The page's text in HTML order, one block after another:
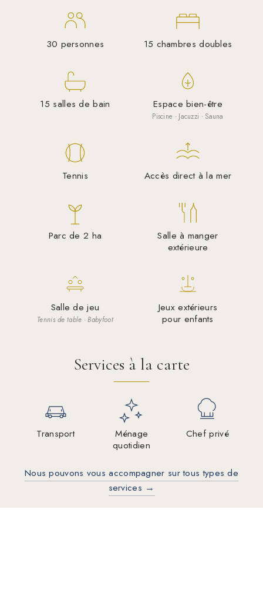
30 personnes 15 chambres doubles
15 salles de bain Espace bien-être
Piscine · Jacuzzi · Sauna
Tennis Accès direct à la mer
Parc de 2 ha
Salle à manger
extérieure
Salle de jeu
Tennis de table · Babyfoot
Jeux extérieurs
pour enfants
Services à la carte
Transport
Ménage
quotidien
Chef privé
Nous pouvons vous accompagner sur tous types de
services →